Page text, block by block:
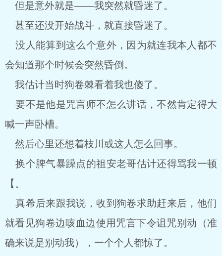
但是意外就是——我突然就昏迷了。
甚至还没开始战斗，就直接昏迷了。
没人能算到这么个意外，因为就连我本人都不
会知道那个时候会突然昏倒。
我估计当时狗卷棘看着我也傻了。
要不是他是咒言师不怎么讲话，不然肯定得大
喊一声卧槽。
然后心里还想着枝川或这人怎么回事。
换个脾气暴躁点的祖安老哥估计还得骂我一顿
【。
真希后来跟我说，收到狗卷求助赶来后，他们
就看见狗卷边咳血边使用咒言下令诅咒别动（准
确来说是别动我），一个个人都惊了。